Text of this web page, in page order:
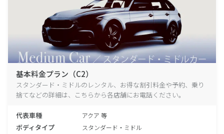
基本料金プラン（C2）
スタンダード・ミドルのレンタル、お得な割引料金や予約、乗り
捨てなどの詳細は、こちらから各店舗にお電話ください。
代表車種 アクア 等
ボディタイプ スタンダード・ミドル